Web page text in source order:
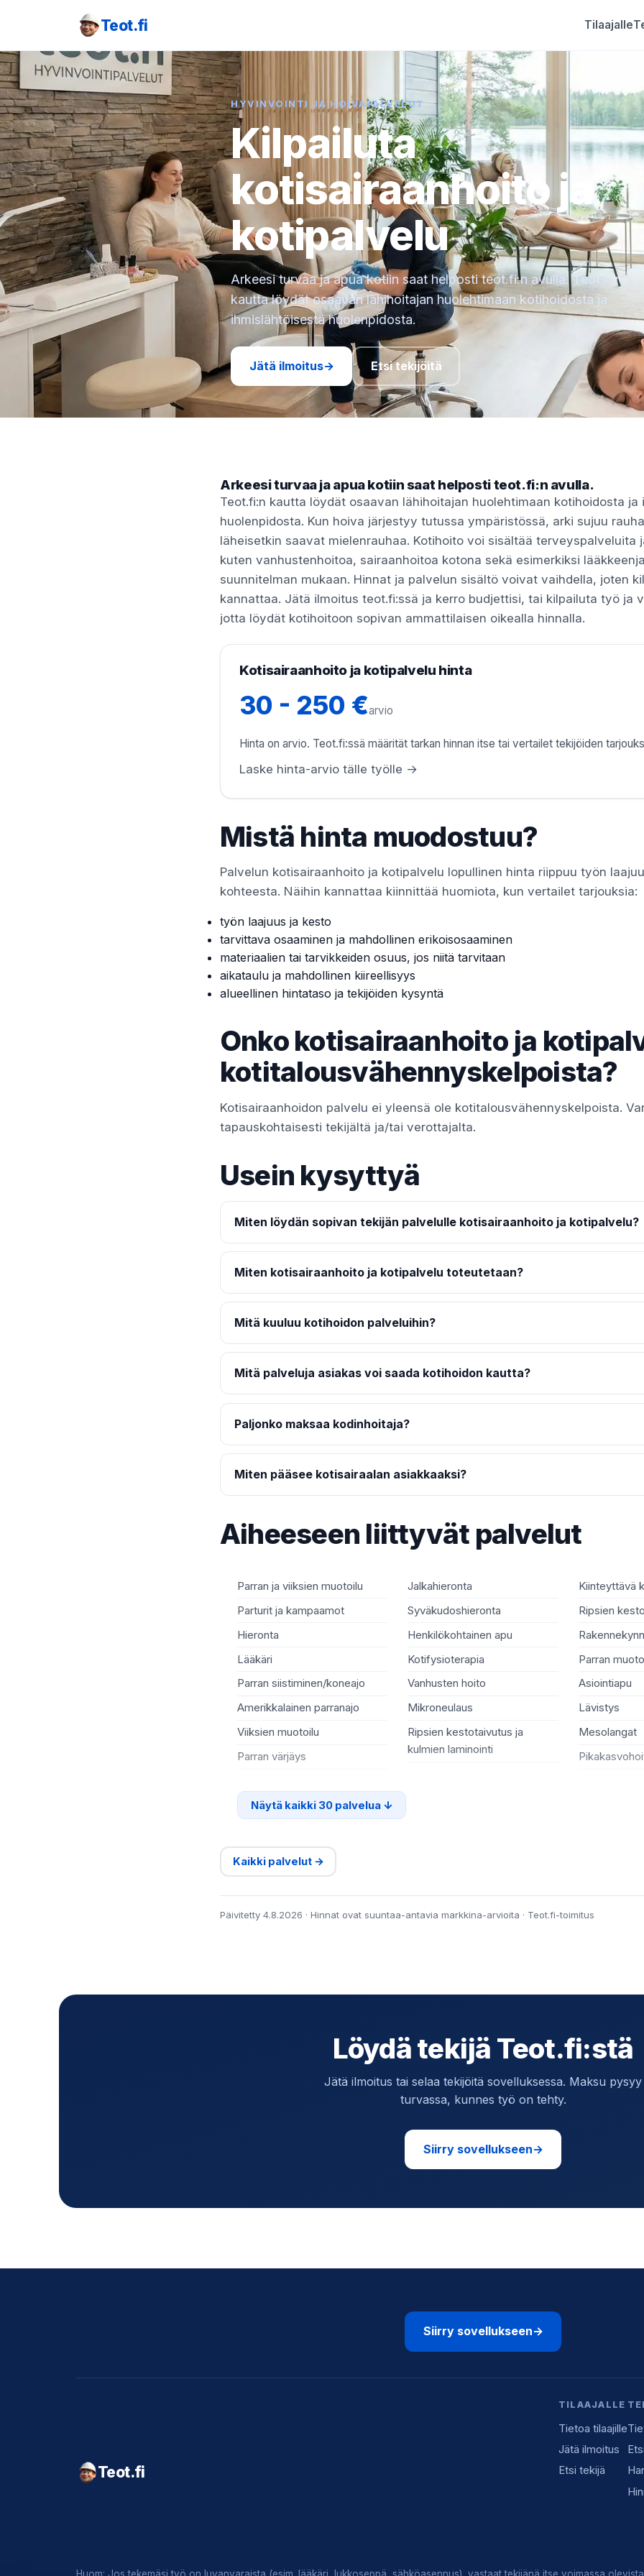
Teot.fi Tilaajalle
HYVINVOINTI JA HOIVAPALVELUT
Kilpailuta
kotisairaanhoito ja
kotipalvelu
Arkeesi turvaa ja apua kotiin saat helposti teot.fi:n avulla. Teot.fi:n
kautta löydät osaavan lähihoitajan huolehtimaan kotihoidosta ja
ihmislähtöisestä huolenpidosta.
Jätä ilmoitus→ Etsi tekijöitä
Arkeesi turvaa ja apua kotiin saat helposti teot.fi:n avulla.
Teot.fi:n kautta löydät osaavan lähihoitajan huolehtimaan kotihoidosta ja
huolenpidosta. Kun hoiva järjestyy tutussa ympäristössä, arki sujuu
läheisetkin saavat mielenrauhaa. Kotihoito voi sisältää terveyspalveluita
kuten vanhustenhoitoa, sairaanhoitoa kotona sekä esimerkiksi
suunnitelman mukaan. Hinnat ja palvelun sisältö voivat vaihdella, joten
kannattaa. Jätä ilmoitus teot.fi:ssä ja kerro budjettisi, tai kilpailuta työ ja
jotta löydät kotihoitoon sopivan ammattilaisen oikealla hinnalla.
Kotisairaanhoito ja kotipalvelu hinta
30 - 250 €arvio
Hinta on arvio. Teot.fi:ssä määrität tarkan hinnan itse tai vertailet tekijöiden
Laske hinta-arvio tälle työlle →
Mistä hinta muodostuu?
Palvelun kotisairaanhoito ja kotipalvelu lopullinen hinta riippuu työn
kohteesta. Näihin kannattaa kiinnittää huomiota, kun vertailet tarjouksia:
työn laajuus ja kesto
tarvittava osaaminen ja mahdollinen erikoisosaaminen
materiaalien tai tarvikkeiden osuus, jos niitä tarvitaan
aikataulu ja mahdollinen kiireellisyys
alueellinen hintataso ja tekijöiden kysyntä
Onko kotisairaanhoito ja
kotitalousvähennyskelpoista?
Kotisairaanhoidon palvelu ei yleensä ole kotitalousvähennyskelpoista.
tapauskohtaisesti tekijältä ja/tai verottajalta.
Usein kysyttyä
Miten löydän sopivan tekijän palvelulle kotisairaanhoito ja kotipalvelu?
Miten kotisairaanhoito ja kotipalvelu toteutetaan?
Mitä kuuluu kotihoidon palveluihin?
Mitä palveluja asiakas voi saada kotihoidon kautta?
Paljonko maksaa kodinhoitaja?
Miten pääsee kotisairaalan asiakkaaksi?
Aiheeseen liittyvät palvelut
Parran ja viiksien muotoilu
Parturit ja kampaamot
Hieronta
Lääkäri
Parran siistiminen/koneajo
Amerikkalainen parranajo
Viiksien muotoilu
Parran värjäys
Jalkahieronta
Syväkudoshieronta
Henkilökohtainen apu
Kotifysioterapia
Vanhusten hoito
Mikroneulaus
Ripsien kestotaivutus ja
kulmien laminointi
Kiinteyttävä
Ripsien
Parran
Asiointiapu
Lävistys
Mesolangat
Näytä kaikki 30 palvelua
Kaikki palvelut →
Päivitetty 4.8.2026 · Hinnat ovat suuntaa-antavia markkina-arvioita · Teot.fi-toimitus
Löydä tekijä Teot.fi:stä
Jätä ilmoitus tai selaa tekijöitä sovelluksessa. Maksu pysyy
turvassa, kunnes työ on tehty.
Siirry sovellukseen→
Siirry sovellukseen→
Teot.fi
TILAAJALLE
Tietoa tilaajille
Jätä ilmoitus
Etsi tekijä
Huom: Jos tekemäsi työ on luvanvaraista (esim. lääkäri, lukkoseppä, sähköasennus), vastaat tekijänä itse voimassa